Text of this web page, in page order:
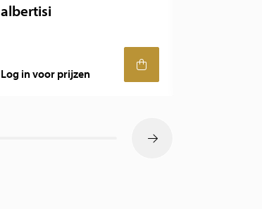
albertisi
Log in voor prijzen